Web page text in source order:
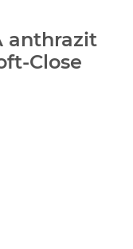
anthrazit
Close